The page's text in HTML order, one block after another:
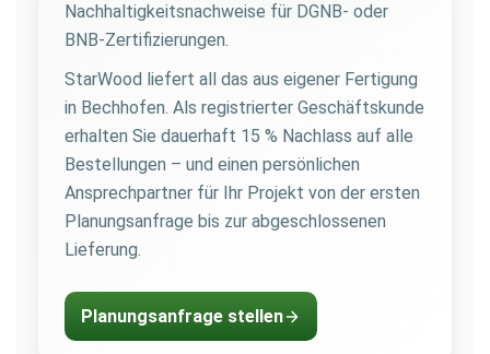
Nachhaltigkeitsnachweise für DGNB- oder
BNB-Zertifizierungen.
StarWood liefert all das aus eigener Fertigung
in Bechhofen. Als registrierter Geschäftskunde
erhalten Sie dauerhaft 15 % Nachlass auf alle
Bestellungen – und einen persönlichen
Ansprechpartner für Ihr Projekt von der ersten
Planungsanfrage bis zur abgeschlossenen
Lieferung.
Planungsanfrage stellen